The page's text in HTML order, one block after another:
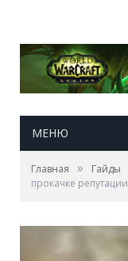
МЕНЮ
Главная » Гайды
прокачке репутации